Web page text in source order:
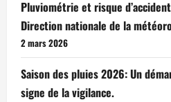
Pluviométrie et risque
Direction nationale de la
2 mars 2026
Saison des pluies 2026: Un
signe de la vigilance.